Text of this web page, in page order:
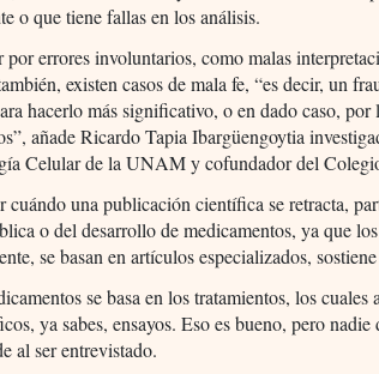
o que tiene fallas en los análisis.
por errores involuntarios, como malas
existen casos de mala fe, “es decir, un
hacerlo más significativo, o en dado caso, por
añade Ricardo Tapia Ibargüengoytia
Celular de la UNAM y cofundador del
cuándo una publicación científica se retracta,
o del desarrollo de medicamentos, ya que
se basan en artículos especializados,
se basa en los tratamientos, los cuales
ya sabes, ensayos. Eso es bueno, pero nadie
al ser entrevistado.